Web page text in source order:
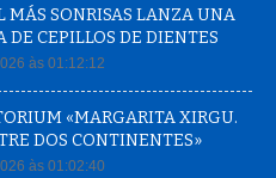
MÁS SONRISAS LANZA UNA
DE CEPILLOS DE DIENTES
às 01:12:12
«MARGARITA XIRGU.
DOS CONTINENTES»
às 01:02:40